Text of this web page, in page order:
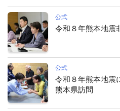
公式
令和８年熊本地震
公式
令和８年熊本地震
熊本県訪問